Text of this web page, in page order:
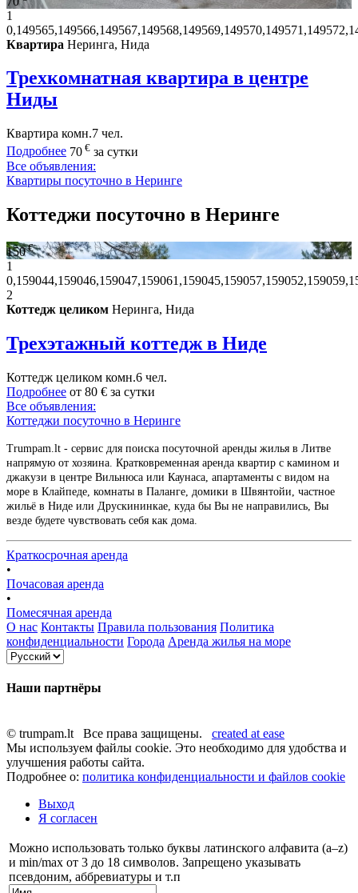
1
Квартира Неринга, Нида
Трехкомнатная квартира в центре
Ниды
Квартира комн.7 чел.
Подробнее 70 € за сутки
Все объявления:
Квартиры посуточно в Неринге
Коттеджи посуточно в Неринге
150€
1
2
Коттедж целиком Неринга, Нида
Трехэтажный коттедж в Ниде
Коттедж целиком комн.6 чел.
Подробнее от 80 € за сутки
Все объявления:
Коттеджи посуточно в Неринге
Trumpam.lt - сервис для поиска посуточной аренды жилья в Литве
напрямую от хозяина. Кратковременная аренда квартир с камином и
джакузи в центре Вильнюса или Каунаса, апартаменты с видом на
море в Клайпеде, комнаты в Паланге, домики в Швянтойи, частное
жильё в Ниде или Друскининкае, куда бы Вы не направились, Вы
везде будете чувствовать себя как дома.
Краткосрочная аренда
•
Почасовая аренда
•
Помесячная аренда
О нас Контакты Правила пользования Политика
конфиденциальности Города Аренда жилья на море
Наши партнёры
© trumpam.lt Все права защищены. created at ease
Мы используем файлы cookie. Это необходимо для удобства и
улучшения работы сайта.
Подробнее о: политика конфиденциальности и файлов cookie
Выход
Я согласен
Можно использовать только буквы латинского алфавита (a–z)
и min/max от 3 до 18 символов. Запрещено указывать
псевдоним, аббревиатуры и т.п